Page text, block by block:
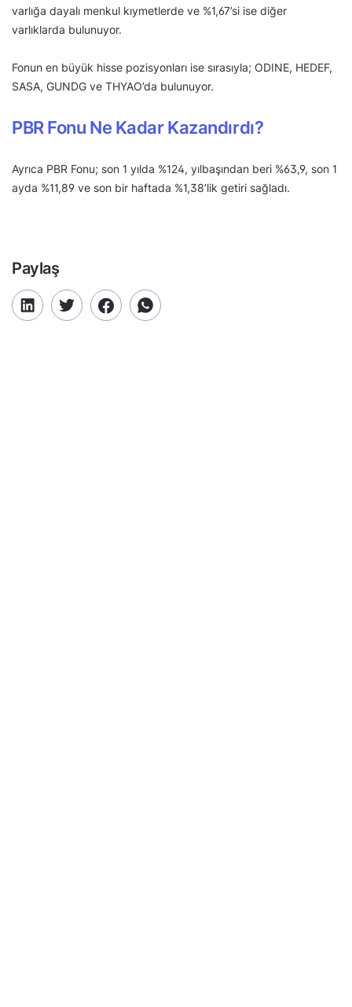
varlığa dayalı menkul kıymetlerde ve %1,67’si ise diğer
varlıklarda bulunuyor.
Fonun en büyük hisse pozisyonları ise sırasıyla; ODINE, HEDEF,
SASA, GUNDG ve THYAO’da bulunuyor.
PBR Fonu Ne Kadar Kazandırdı?
Ayrıca PBR Fonu; son 1 yılda %124, yılbaşından beri %63,9, son 1
ayda %11,89 ve son bir haftada %1,38’lik getiri sağladı.
Paylaş